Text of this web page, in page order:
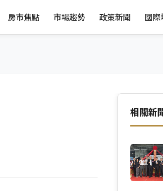
房市焦點 市場趨勢 政策新聞 國
相關新